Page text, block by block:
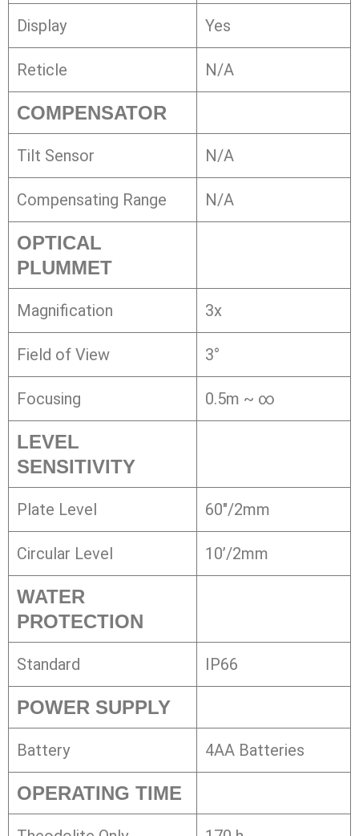
Display Yes
Reticle N/A
COMPENSATOR
Tilt Sensor N/A
Compensating Range N/A
OPTICAL
PLUMMET
Magnification 3x
Field of View 3°
Focusing 0.5m ~ ∞
LEVEL
SENSITIVITY
Plate Level 60″/2mm
Circular Level 10’/2mm
WATER
PROTECTION
Standard IP66
POWER SUPPLY
Battery 4AA Batteries
OPERATING TIME